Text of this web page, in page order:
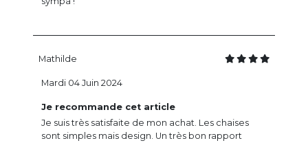
Mathilde
Je recommande cet article
Je suis très satisfaite de mon achat. Les chaises
sont simples mais design. Un très bon rapport
Mardi 04 Juin 2024